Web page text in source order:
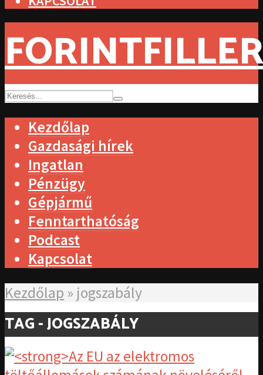
Kezdőlap
Gazdasági hírek
Ingatlan
Pénzügy
Gépjármű
Fenntarthatóság
Podcast
Kapcsolat
Kezdőlap » jogszabály
TAG - JOGSZABÁLY